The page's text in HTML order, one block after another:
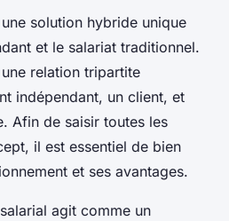
solution hybride unique
et le salariat traditionnel.
relation tripartite
indépendant, un client, et
Afin de saisir toutes les
il est essentiel de bien
et ses avantages.
agit comme un